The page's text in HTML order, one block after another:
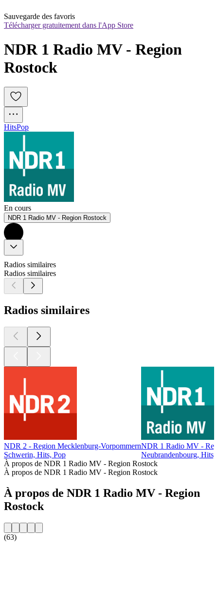
Sauvegarde des favoris
Télécharger gratuitement dans l'App Store
NDR 1 Radio MV - Region
Rostock
HitsPop
En cours
NDR 1 Radio MV - Region Rostock
Radios similaires
Radios similaires
Radios similaires
NDR 2 - Region Mecklenburg-Vorpommern
Schwerin, Hits, Pop
NDR 1 Radio MV -
Neubrandenbourg, Hits,
À propos de NDR 1 Radio MV - Region Rostock
À propos de NDR 1 Radio MV - Region Rostock
À propos de NDR 1 Radio MV - Region
Rostock
(63)